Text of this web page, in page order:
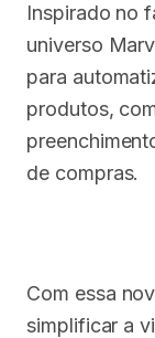
Inspirado no
universo
para
produtos,
de compras.
Com essa
simplificar a